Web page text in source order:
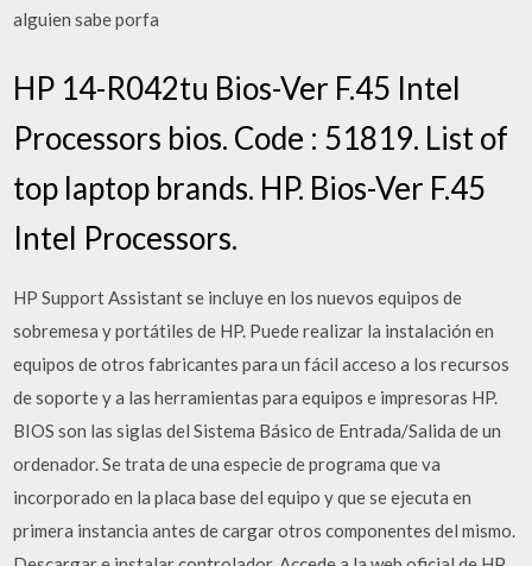
alguien sabe porfa
HP 14-R042tu Bios-Ver F.45 Intel
Processors bios. Code : 51819. List of
top laptop brands. HP. Bios-Ver F.45
Intel Processors.
HP Support Assistant se incluye en los nuevos equipos de
sobremesa y portátiles de HP. Puede realizar la instalación en
equipos de otros fabricantes para un fácil acceso a los recursos
de soporte y a las herramientas para equipos e impresoras HP.
BIOS son las siglas del Sistema Básico de Entrada/Salida de un
ordenador. Se trata de una especie de programa que va
incorporado en la placa base del equipo y que se ejecuta en
primera instancia antes de cargar otros componentes del mismo.